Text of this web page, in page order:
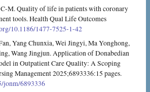
C-M. Quality of life in patients with coronary
tools. Health Qual Life Outcomes
10.1186/1477-7525-1-42
Yang Chunxia, Wei Jingyi, Ma Yonghong,
Wang Jingjun. Application of Donabedian
in Outpatient Care Quality: A Scoping
Management 2025;6893336:15 pages.
jonm/6893336